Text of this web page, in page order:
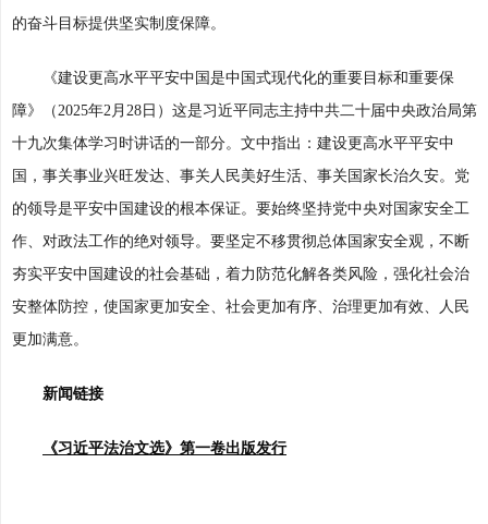
的奋斗目标提供坚实制度保障。
《建设更高水平平安中国是中国式现代化的重要目标和重要保
障》（2025年2月28日）这是习近平同志主持中共二十届中央政治局第
十九次集体学习时讲话的一部分。文中指出：建设更高水平平安中
国，事关事业兴旺发达、事关人民美好生活、事关国家长治久安。党
的领导是平安中国建设的根本保证。要始终坚持党中央对国家安全工
作、对政法工作的绝对领导。要坚定不移贯彻总体国家安全观，不断
夯实平安中国建设的社会基础，着力防范化解各类风险，强化社会治
安整体防控，使国家更加安全、社会更加有序、治理更加有效、人民
更加满意。
新闻链接
《习近平法治文选》第一卷出版发行